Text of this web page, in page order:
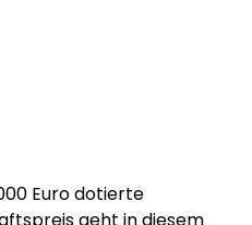
Euro dotierte